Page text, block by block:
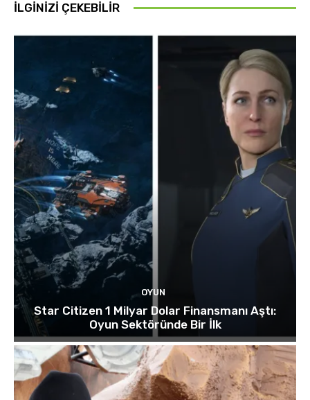
İLGINIZI ÇEKEBILIR
OYUN
Star Citizen 1 Milyar Dolar Finansmanı Aştı:
Oyun Sektöründe Bir İlk